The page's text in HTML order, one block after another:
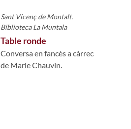
Sant Vicenç de Montalt.
Biblioteca La Muntala
Table ronde
Conversa en fancès a càrrec
de Marie Chauvin.